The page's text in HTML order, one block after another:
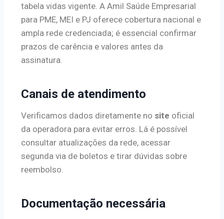
tabela vidas vigente. A Amil Saúde Empresarial
para PME, MEI e PJ oferece cobertura nacional e
ampla rede credenciada; é essencial confirmar
prazos de carência e valores antes da
assinatura.
Canais de atendimento
Verificamos dados diretamente no site oficial
da operadora para evitar erros. Lá é possível
consultar atualizações da rede, acessar
segunda via de boletos e tirar dúvidas sobre
reembolso.
Documentação necessária